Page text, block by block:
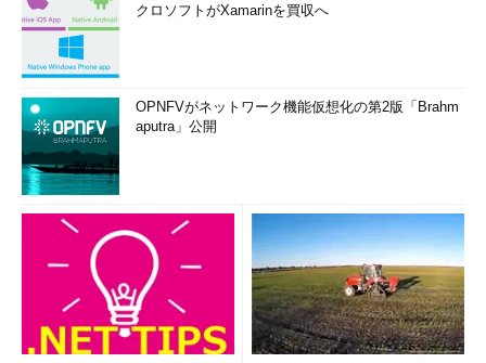
クロソフトがXamarinを買収へ
OPNFVがネットワーク機能仮想化の第2版「Brahm
aputra」公開